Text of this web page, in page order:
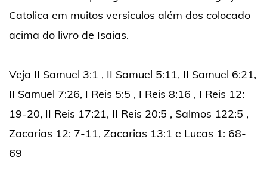
Catolica em muitos versiculos além dos colocado
acima do livro de Isaias.
Veja II Samuel 3:1 , II Samuel 5:11, II Samuel 6:21,
II Samuel 7:26, I Reis 5:5 , I Reis 8:16 , I Reis 12:
19-20, II Reis 17:21, II Reis 20:5 , Salmos 122:5 ,
Zacarias 12: 7-11, Zacarias 13:1 e Lucas 1: 68-
69